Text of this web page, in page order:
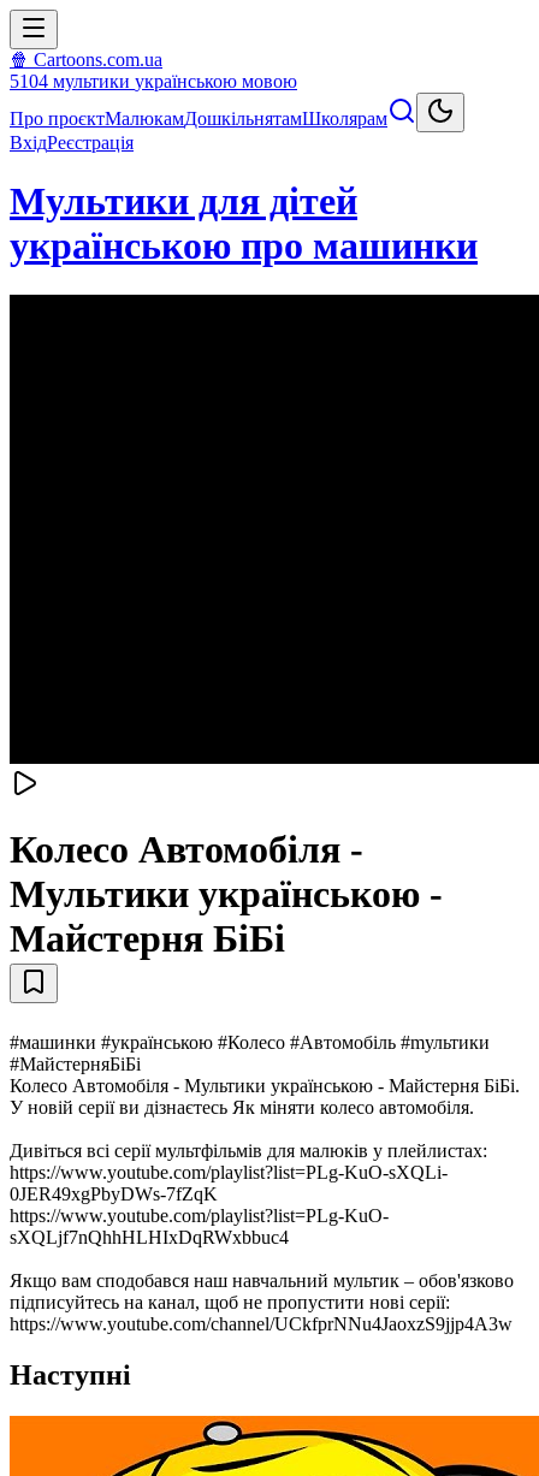
🍿 Cartoons.com.ua
5104 мультики українською мовою
Про проєктМалюкамДошкільнятамШколярам
ВхідРеєстрація
Мультики для дітей
українською про машинки
Колесо Автомобіля -
Mультики українською -
Майстерня БіБі
#машинки #українською #Колесо #Автомобіль #mультики
#МайстерняБіБі
Колесо Автомобіля - Mультики українською - Майстерня БіБі.
У новій серії ви дізнаєтесь Як міняти колесо автомобіля.
Дивіться всі серії мультфільмів для малюків у плейлистax:
https://www.youtube.com/playlist?list=PLg-KuO-sXQLi-
0JER49xgPbyDWs-7fZqK
https://www.youtube.com/playlist?list=PLg-KuO-
sXQLjf7nQhhHLHIxDqRWxbbuc4
Якщо вам сподобався наш навчальний мультик – обов'язково
підписуйтесь на канал, щоб не пропустити нові серії:
https://www.youtube.com/channel/UCkfprNNu4JaoxzS9jjp4A3w
Наступні